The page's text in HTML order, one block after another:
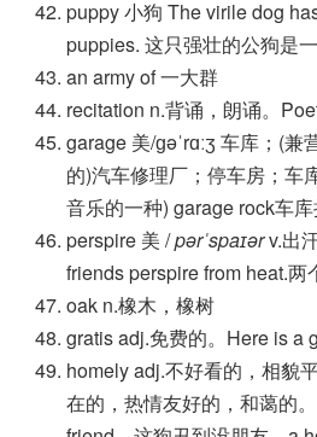
puppy 小狗 The virile dog
puppies. 这只强壮的公狗是
an army of 一大群
recitation n.背诵，朗诵。
garage 美/ɡəˈrɑːʒ 车库；(
的)汽车修理厂；停车房；车
音乐的一种) garage rock车
perspire 美 /pərˈspaɪərv.出
friends perspire from heat.
oak n.橡木，橡树
gratis adj.免费的。Here is a
homely adj.不好看的，相貌
在的，热情友好的，和蔼的